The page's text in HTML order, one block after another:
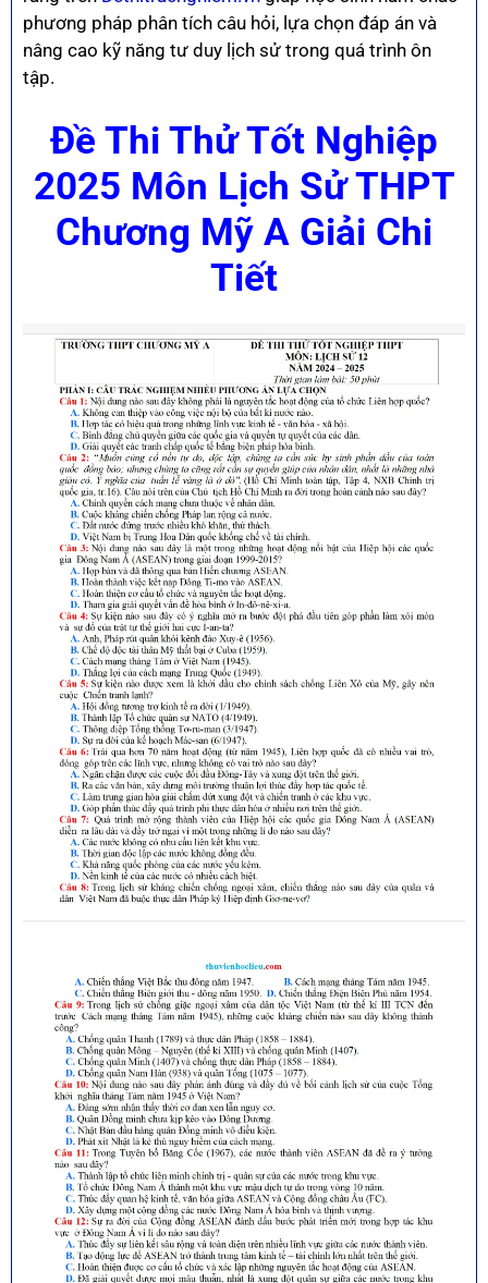
phương pháp phân tích câu hỏi, lựa chọn đáp án và
nâng cao kỹ năng tư duy lịch sử trong quá trình ôn
tập.
Đề Thi Thử Tốt Nghiệp
2025 Môn Lịch Sử THPT
Chương Mỹ A Giải Chi
Tiết